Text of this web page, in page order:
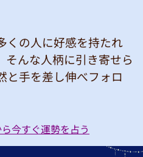
くの人に好感を持たれ
そんな人柄に引き寄せら
と手を差し伸べフォロ
今すぐ運勢を占う